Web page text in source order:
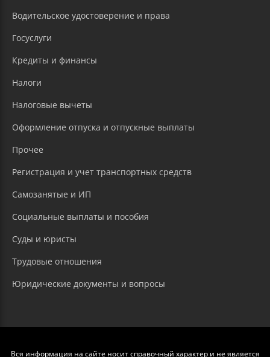
Водительское удостоверение и права
Госуслуги
Кредиты и финансы
Налоги
Налоговые вычеты
Оформление отпуска и отпускные выплаты
Прочее
Регистрация и учет транспортных средств
Самозанятые и ИП
Социальные выплаты и пособия
Суды и юристы
Трудовые отношения
Юридические документы и вопросы
Вся информация на сайте носит справочный характер и не является